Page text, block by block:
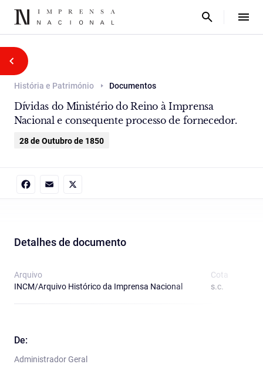
História e Património Documentos
Dívidas do Ministério do Reino à Imprensa
Nacional e consequente processo de fornecedor.
28 de Outubro de 1850
Detalhes de documento
Arquivo
INCM/Arquivo Histórico da Imprensa Nacional
Cota
s.c.
De:
Administrador Geral